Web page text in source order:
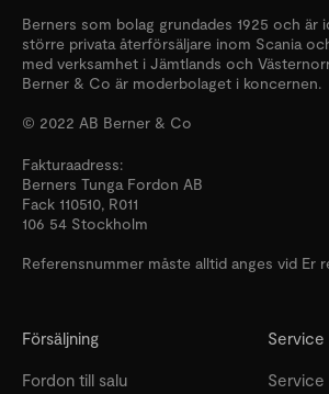
Berners som bolag grundades 1925 och är
större privata återförsäljare inom Scania
med verksamhet i Jämtlands och
Berner & Co är moderbolaget i koncernen.
© 2022 AB Berner & Co
Fakturaadress:
Berners Tunga Fordon AB
Fack 110510, R011
106 54 Stockholm
Referensnummer måste alltid anges vid Er
Försäljning
Fordon till salu
Service
Service